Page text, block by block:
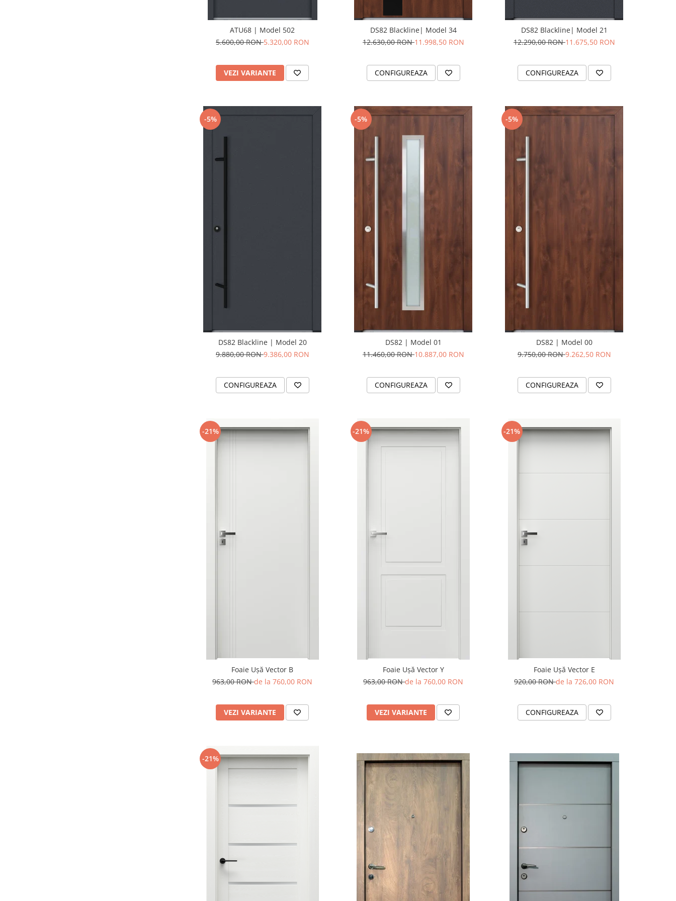
ATU68 | Model 502
5.600,00 RON5.320,00 RON
VEZI VARIANTE
DS82 Blackline| Model 34
12.630,00 RON11.998,50 RON
CONFIGUREAZA
DS82 Blackline| Model 21
12.290,00 RON11.675,50 RON
CONFIGUREAZA
-5%
DS82 Blackline | Model 20
9.880,00 RON9.386,00 RON
CONFIGUREAZA
-5%
DS82 | Model 01
11.460,00 RON10.887,00 RON
CONFIGUREAZA
-5%
DS82 | Model 00
9.750,00 RON9.262,50 RON
CONFIGUREAZA
-21%
Foaie Ușă Vector B
963,00 RONde la 760,00 RON
VEZI VARIANTE
-21%
Foaie Ușă Vector Y
963,00 RONde la 760,00 RON
VEZI VARIANTE
-21%
Foaie Ușă Vector E
920,00 RONde la 726,00 RON
CONFIGUREAZA
-21%